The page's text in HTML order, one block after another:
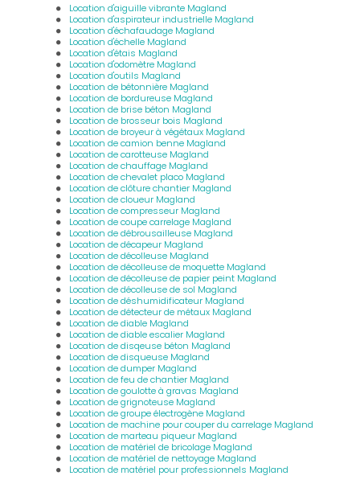
Location d'aiguille vibrante Magland
Location d'aspirateur industrielle Magland
Location d'échafaudage Magland
Location d'échelle Magland
Location d'étais Magland
Location d'odomètre Magland
Location d'outils Magland
Location de bétonnière Magland
Location de bordureuse Magland
Location de brise béton Magland
Location de brosseur bois Magland
Location de broyeur à végétaux Magland
Location de camion benne Magland
Location de carotteuse Magland
Location de chauffage Magland
Location de chevalet placo Magland
Location de clôture chantier Magland
Location de cloueur Magland
Location de compresseur Magland
Location de coupe carrelage Magland
Location de débrousailleuse Magland
Location de décapeur Magland
Location de décolleuse Magland
Location de décolleuse de moquette Magland
Location de décolleuse de papier peint Magland
Location de décolleuse de sol Magland
Location de déshumidificateur Magland
Location de détecteur de métaux Magland
Location de diable Magland
Location de diable escalier Magland
Location de disqeuse béton Magland
Location de disqueuse Magland
Location de dumper Magland
Location de feu de chantier Magland
Location de goulotte à gravas Magland
Location de grignoteuse Magland
Location de groupe électrogène Magland
Location de machine pour couper du carrelage Magland
Location de marteau piqueur Magland
Location de matériel de bricolage Magland
Location de matériel de nettoyage Magland
Location de matériel pour professionnels Magland